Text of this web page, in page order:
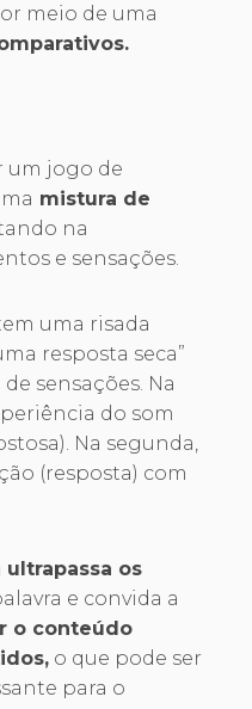
meio de uma
um jogo de
mistura de
na
e sensações.
uma risada
resposta seca”
sensações. Na
do som
Na segunda,
(resposta) com
ultrapassa os
e convida a
o conteúdo
o que pode ser
para o